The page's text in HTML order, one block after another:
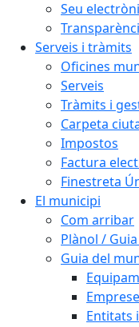
Seu
Serveis i tràmits
Oficines
Serveis
Tràmits i
Carpeta
Impostos
Factura
Finestreta
El municipi
Com arribar
Plànol /
Guia del
Entitats